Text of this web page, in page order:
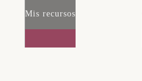
Mis recursos